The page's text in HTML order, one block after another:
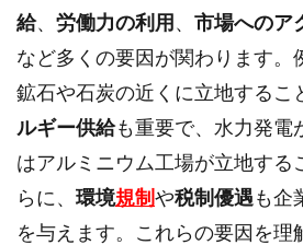
給、 労働力の利用 、 市場へのア
など多くの要因が関わります。
鉱石や石炭の近くに立地するこ
ルギー供給も重要で、水力発電
はアルミニウム工場が立地する
らに、 環境規制や税制優遇も企
を与えます。これらの要因を理